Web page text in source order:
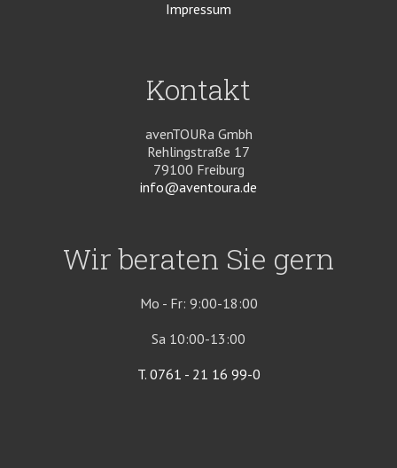
Impressum
Kontakt
avenTOURa Gmbh
Rehlingstraße 17
79100 Freiburg
info@aventoura.de
Wir beraten Sie gern
Mo - Fr: 9:00-18:00
Sa 10:00-13:00
T. 0761 - 21 16 99-0